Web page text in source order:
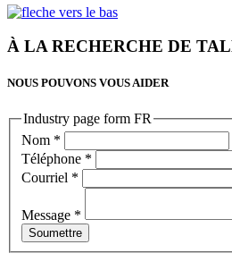
À LA RECHERCHE DE
NOUS POUVONS VOUS AIDER
Industry page form FR
Nom *
Téléphone *
Courriel *
Message *
Soumettre